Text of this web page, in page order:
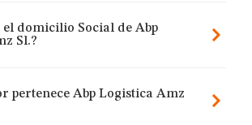
el domicilio Social de Abp
Sl.?
pertenece Abp Logistica Amz